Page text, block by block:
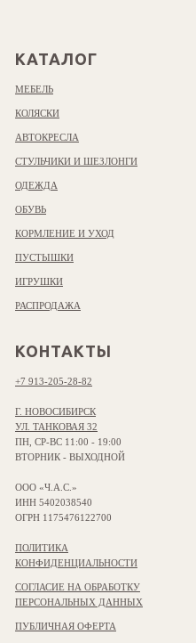
КАТАЛОГ
МЕБЕЛЬ
КОЛЯСКИ
АВТОКРЕСЛА
СТУЛЬЧИКИ И ШЕЗЛОНГИ
ОДЕЖДА
ОБУВЬ
КОРМЛЕНИЕ И УХОД
ПУСТЫШКИ
ИГРУШКИ
РАСПРОДАЖА
КОНТАКТЫ
+7 913-205-28-82
Г. НОВОСИБИРСК
УЛ. ТАНКОВАЯ 32
ПН, СР-ВС 11:00 - 19:00
ВТОРНИК - ВЫХОДНОЙ
ООО «Ч.А.С.»
ИНН 5402038540
ОГРН 1175476122700
ПОЛИТИКА
КОНФИДЕНЦИАЛЬНОСТИ
СОГЛАСИЕ НА ОБРАБОТКУ
ПЕРСОНАЛЬНЫХ ДАННЫХ
ПУБЛИЧНАЯ ОФЕРТА